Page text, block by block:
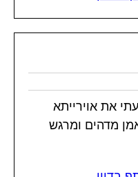
את אוירייתא
מדהים ומרגש